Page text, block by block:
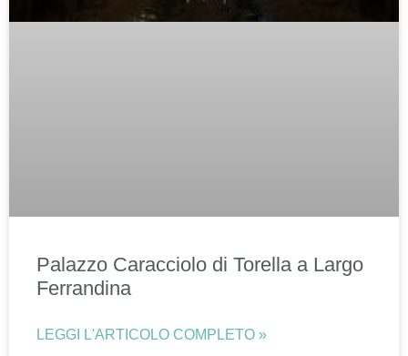
Palazzo Caracciolo di Torella a Largo
Ferrandina
LEGGI L'ARTICOLO COMPLETO »